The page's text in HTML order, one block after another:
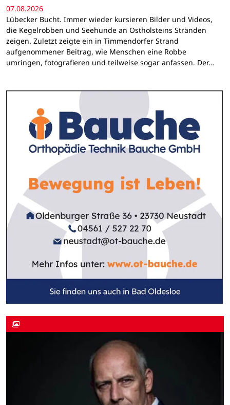
07.08.2026
Lübecker Bucht. Immer wieder kursieren Bilder und Videos,
die Kegelrobben und Seehunde an Ostholsteins Stränden
zeigen. Zuletzt zeigte ein in Timmendorfer Strand
aufgenommener Beitrag, wie Menschen eine Robbe
umringen, fotografieren und teilweise sogar anfassen. Der…